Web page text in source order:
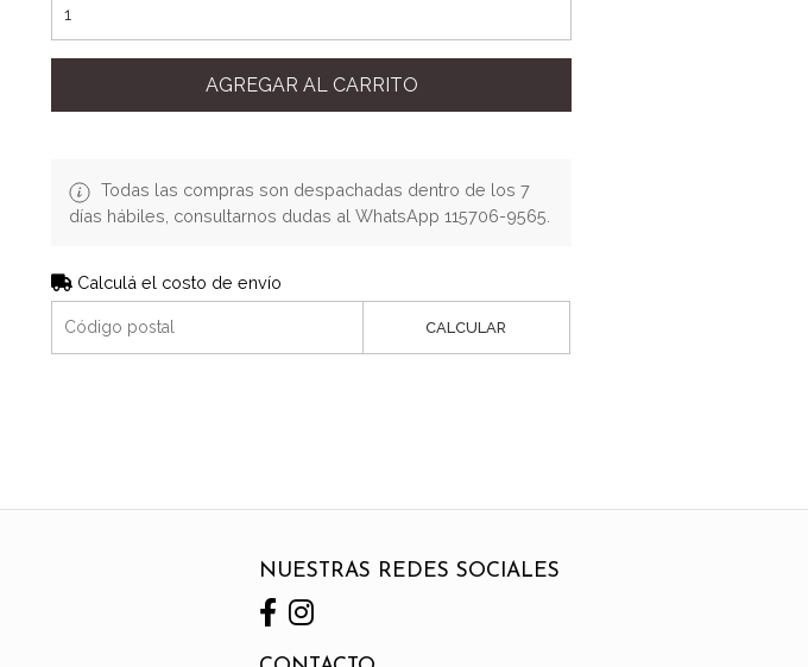
AGREGAR AL CARRITO
Todas las compras son despachadas dentro de los 7
días hábiles, consultarnos dudas al WhatsApp 115706-9565.
Calculá el costo de envío
CALCULAR
NUESTRAS REDES SOCIALES